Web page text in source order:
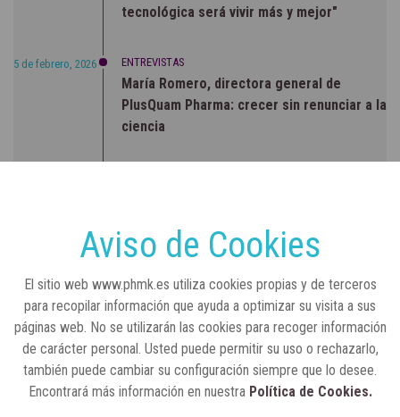
tecnológica será vivir más y mejor"
5 de febrero, 2026 ENTREVISTAS
María Romero, directora general de
PlusQuam Pharma: crecer sin renunciar a la
ciencia
Lilly impulsa "Razones de Peso" para
visibilizar la obesidad
25 de marzo, 2023 ENTRE BASTIDORES
Real Academia Nacional de Farmacia: un
Aviso de Cookies
El sitio web www.phmk.es utiliza cookies propias y de terceros
para recopilar información que ayuda a optimizar su visita a sus
páginas web. No se utilizarán las cookies para recoger información
de carácter personal. Usted puede permitir su uso o rechazarlo,
también puede cambiar su configuración siempre que lo desee.
Encontrará más información en nuestra Política de Cookies.